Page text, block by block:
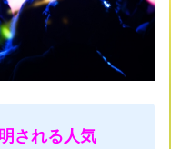
される人気